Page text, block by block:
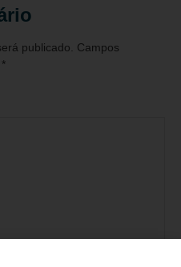
publicado.
Campos
*